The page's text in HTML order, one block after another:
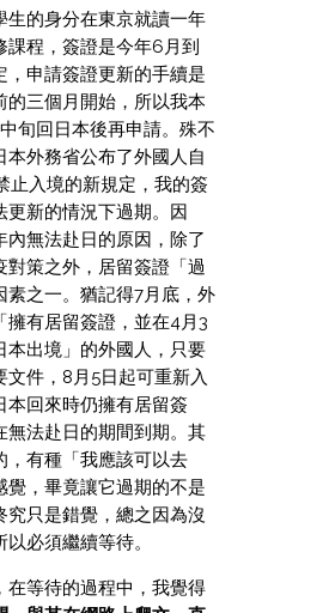
生的身分在東京就讀一年
課程，簽證是今年6月到
，申請簽證更新的手續是
的三個月開始，所以我本
旬回日本後再申請。殊不
本外務省公布了外國人自
止入境的新規定，我的簽
更新的情況下過期。因
內無法赴日的原因，除了
對策之外，居留簽證「過
素之一。猶記得7月底，外
擁有居留簽證，並在4月3
本出境」的外國人，只要
文件，8月5日起可重新入
本回來時仍擁有居留簽
無法赴日的期間到期。其
，有種「我應該可以去
覺，畢竟讓它過期的不是
究只是錯覺，總之因為沒
必須繼續等待。
在等待的過程中，我覺得